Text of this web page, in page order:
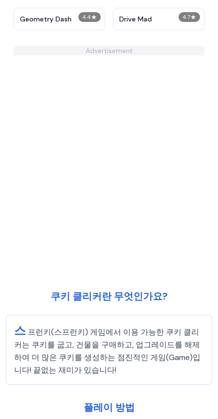
4.4★
Geometry Dash 4.7★
Drive Mad
Advertisement
쿠키 클리커란 무엇인가요?
스 프런키(스프런키) 게임에서 이용 가능한 쿠키 클리
커는 쿠키를 굽고, 건물을 구매하고, 업그레이드를 해제
하여 더 많은 쿠키를 생성하는 점진적인 게임(Game)입
니다! 끝없는 재미가 있습니다!
플레이 방법